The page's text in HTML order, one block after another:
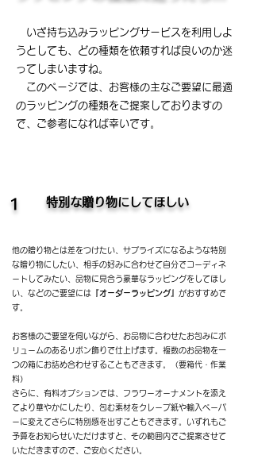
いざ持ち込みラッピングサービスを利用しよ
うとしても、どの種類を依頼すれば良いのか迷
ってしまいますね。
このページでは、お客様の主なご要望に最適
のラッピングの種類をご提案しておりますの
で、ご参考になれば幸いです。
1 特別な贈り物にしてほしい
他の贈り物とは差をつけたい、サプライズになるような特別
な贈り物にしたい、相手の好みに合わせて自分でコーディネ
ートしてみたい、品物に見合う豪華なラッピングをしてほし
い、などのご要望には『オーダーラッピング』 がおすすめで
す。
お客様のご要望を伺いながら、 お品物に合わせたお包みにボ
リュームのあるリボン​飾りで仕上げます。複数のお品物を一
つの箱にお詰め合わせすることもできます。（要箱代・作業
料）
さらに、有料オプションでは、フラワーオーナメントを添え
てより華やかにしたり、包む素材をクレープ紙や輸入ペーパ
ーに変えてさらに特別感を出すこともできます。いずれもご
予算をお知らせいただけますと、その範囲内でご提案させて
いただきますので、ご安心ください。